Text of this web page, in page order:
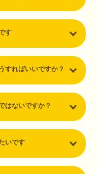
す
すればいいですか？
はないですか？
いです